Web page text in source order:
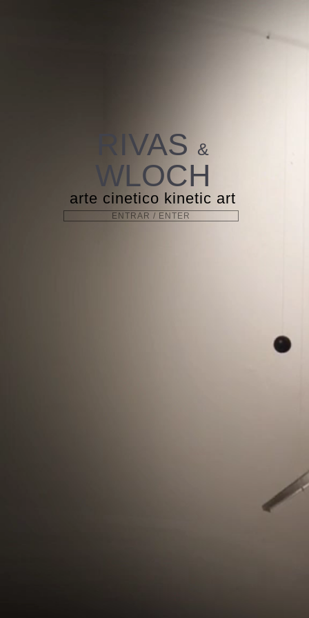
ENTRAR / ENTER
RIVAS &
WLOCH
arte cinetico kinetic art